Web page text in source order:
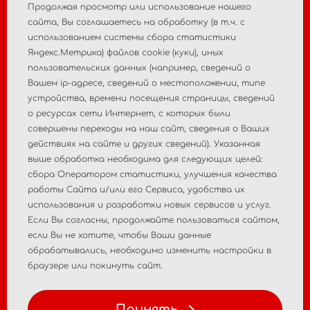
+7 495 988 47 44
Главная О компании
Регистрация МИ
Пострегистрационный
мониторинг
Аналитические
исследования рынка
Консалтинговые услуги
Политика
конфиденциальности
Политика персональных
данных
Условия использования
Продолжая просмотр или использование нашего
cайта, Вы соглашаетесь на обработку (в т.ч. с
использованием системы сбора статистики
Яндекс.Метрика) файлов cookie (куки), иных
пользовательских данных (например, сведений о
Вашем ip-адресе, сведений о местоположении, типе
устройства, времени посещения страницы, сведений
о ресурсах сети Интернет, с которых были
совершены переходы на наш сайт, сведения о Ваших
действиях на сайте и других сведений). Указанная
выше обработка необходима для следующих целей:
сбора Оператором статистики, улучшения качества
работы Сайта и/или его Сервиса, удобства их
использования и разработки новых сервисов и услуг.
Если Вы согласны, продолжайте пользоваться сайтом,
если Вы не хотите, чтобы Ваши данные
обрабатывались, необходимо изменить настройки в
браузере или покинуть сайт.